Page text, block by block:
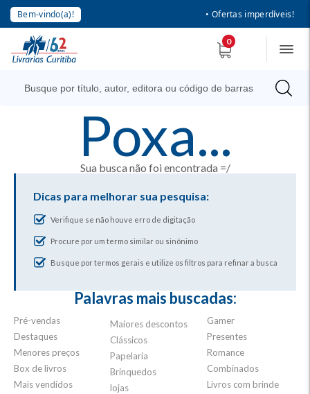
Bem-vindo(a)! • Ofertas imperdíveis!
0
poxa...
Sua busca não foi encontrada =/
Dicas para melhorar sua pesquisa:
Verifique se não houve erro de digitação
Procure por um termo similar ou sinônimo
Busque por termos gerais e utilize os filtros para refinar a busca
Palavras mais buscadas:
Pré-vendas
Destaques
Menores preços
Box de livros
Mais vendidos
Maiores descontos
Clássicos
Papelaria
Brinquedos
lojas
Gamer
Presentes
Romance
Combinados
Livros com brinde